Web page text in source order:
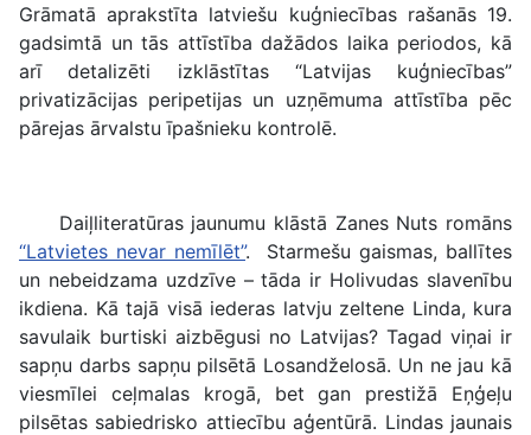
Grāmatā aprakstīta latviešu kuģniecības rašanās 19.
gadsimtā un tās attīstība dažādos laika periodos, kā
arī detalizēti izklāstītas “Latvijas kuģniecības”
privatizācijas peripetijas un uzņēmuma attīstība pēc
pārejas ārvalstu īpašnieku kontrolē.
Daiļliteratūras jaunumu klāstā Zanes Nuts romāns
“Latvietes nevar nemīlēt”. Starmešu gaismas, ballītes
un nebeidzama uzdzīve – tāda ir Holivudas slavenību
ikdiena. Kā tajā visā iederas latvju zeltene Linda, kura
savulaik burtiski aizbēgusi no Latvijas? Tagad viņai ir
sapņu darbs sapņu pilsētā Losandželosā. Un ne jau kā
viesmīlei ceļmalas krogā, bet gan prestižā Eņģeļu
pilsētas sabiedrisko attiecību aģentūrā. Lindas jaunais